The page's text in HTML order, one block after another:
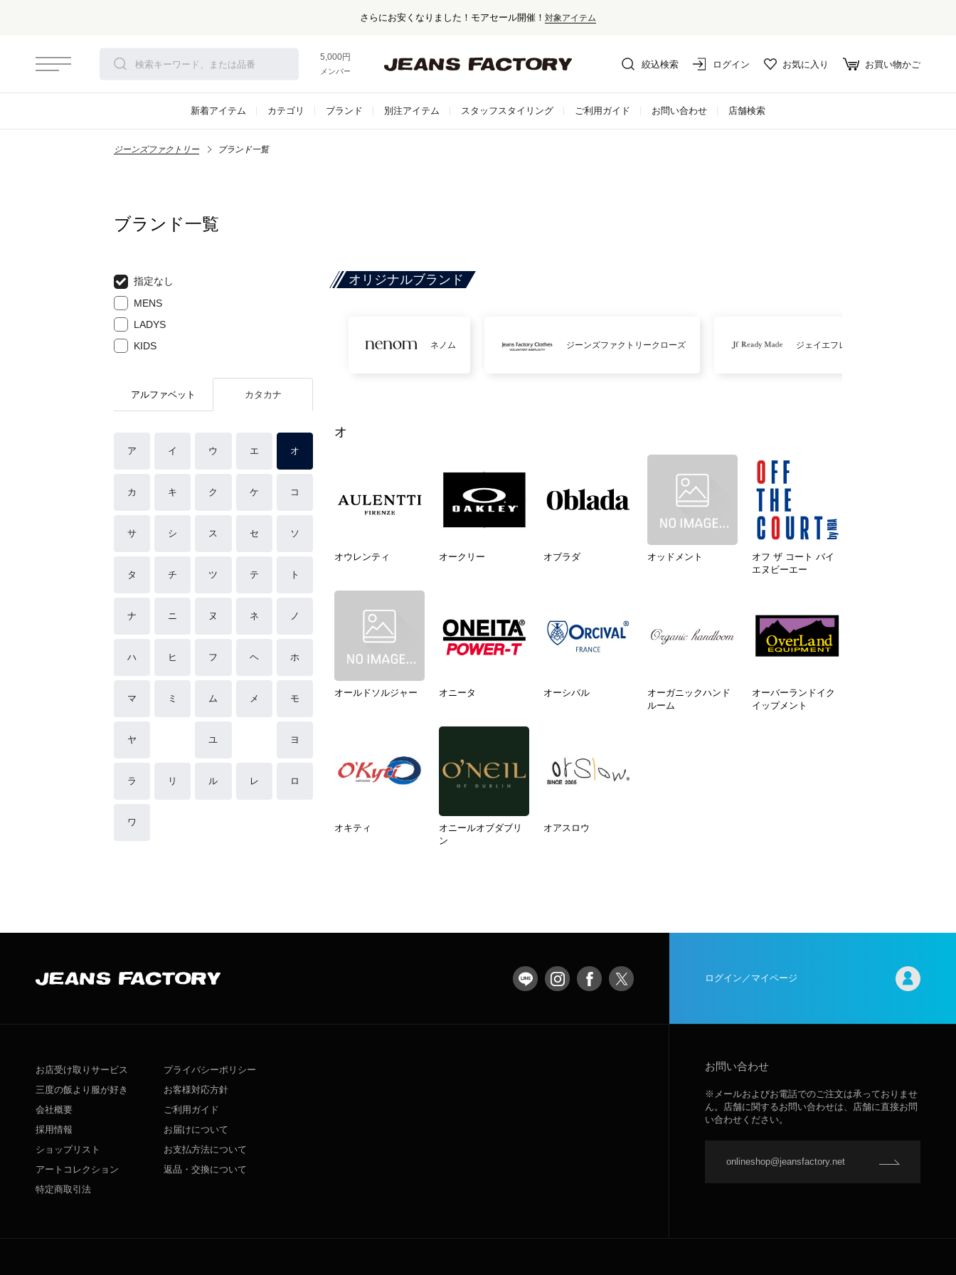
さらにお安くなりました！モアセール開催！ 対象アイテム
5,000円以上お買い上げで送料無料！
メンバー登録でお得な情報をゲット。さらに詳しく
絞込検索 ログイン お気に入り お買い物かご
新着アイテム カテゴリ ブランド 別注アイテム スタッフスタイリング ご利用ガイド お問い合わせ 店舗検索
ジーンズファクトリー ブランド一覧
ブランド一覧
指定なし
MENS
LADYS
KIDS
アルファベット カタカナ
ア イ ウ エ オ
カ キ ク ケ コ
サ シ ス セ ソ
タ チ ツ テ ト
ナ ニ ヌ ネ ノ
ハ ヒ フ ヘ ホ
マ ミ ム メ モ
ヤ ユ ヨ
ラ リ ル レ ロ
ワ
オリジナルブランド
ネノム ジーンズファクトリークローズ ジェイエフレディメイド
オ
オウレンティ オークリー オブラダ オッドメント
オフ ザ コート バイ
エヌビーエー
オールドソルジャー オニータ オーシバル
オーガニックハンド
ルーム
オーバーランドイク
イップメント
オキティ
オニールオブダブリ
ン
オアスロウ
ログイン／マイページ
お店受け取りサービス
三度の飯より服が好き
会社概要
採用情報
ショップリスト
アートコレクション
特定商取引法
プライバシーポリシー
お客様対応方針
ご利用ガイド
お届けについて
お支払方法について
返品・交換について
お問い合わせ
※メールおよびお電話でのご注文は承っておりませ
ん。店舗に関するお問い合わせは、店舗に直接お問
い合わせください。
onlineshop@jeansfactory.net